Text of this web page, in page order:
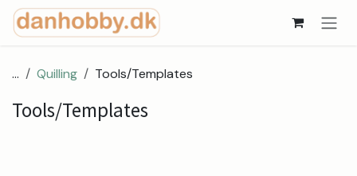
Skip to Content
... Quilling Tools/Templates
Tools/Templates